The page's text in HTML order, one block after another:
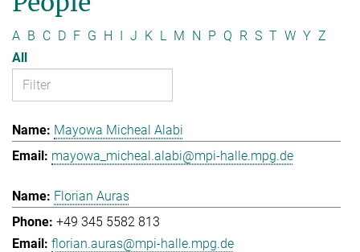
A B C D F G H I J K L M N P Q R S T W Y Z
All
Mayowa Micheal Alabi
mayowa_micheal.alabi@mpi-halle.mpg.de
Florian Auras
+49 345 5582 813
florian.auras@mpi-halle.mpg.de